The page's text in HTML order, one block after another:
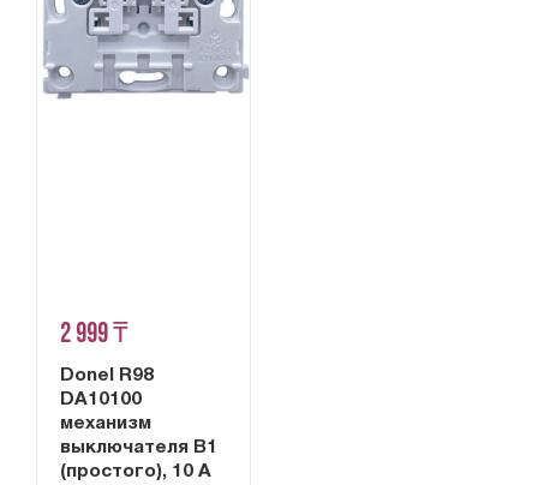
2 999 ₸
Donel R98
DA10100
механизм
выключателя В1
(простого), 10 A